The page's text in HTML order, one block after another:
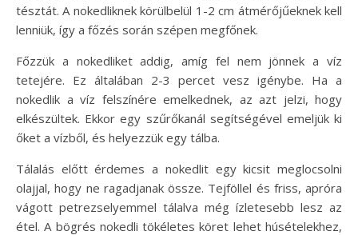
tésztát. A nokedliknek körülbelül 1-2 cm átmérőjűeknek kell
lenniük, így a főzés során szépen megfőnek.
Főzzük a nokedliket addig, amíg fel nem jönnek a víz
tetejére. Ez általában 2-3 percet vesz igénybe. Ha a
nokedlik a víz felszínére emelkednek, az azt jelzi, hogy
elkészültek. Ekkor egy szűrőkanál segítségével emeljük ki
őket a vízből, és helyezzük egy tálba.
Tálalás előtt érdemes a nokedlit egy kicsit meglocsolni
olajjal, hogy ne ragadjanak össze. Tejföllel és friss, apróra
vágott petrezselyemmel tálalva még ízletesebb lesz az
étel. A bögrés nokedli tökéletes köret lehet húsételekhez,